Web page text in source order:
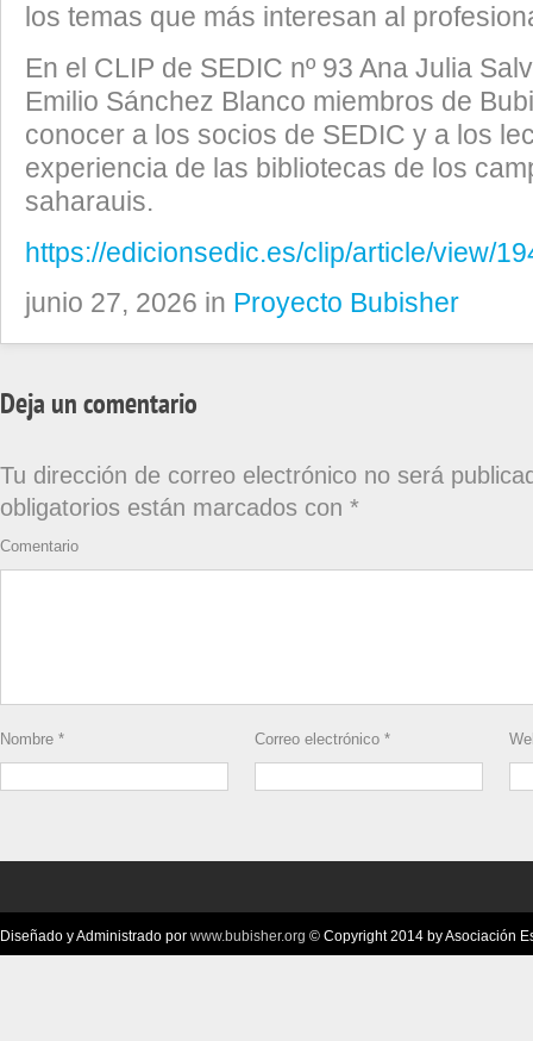
los temas que más interesan al
En el CLIP de SEDIC nº 93 Ana Julia
Emilio Sánchez Blanco miembros de
conocer a los socios de SEDIC y a los
experiencia de las bibliotecas de los
saharauis.
https://edicionsedic.es/clip/article/view/
junio 27, 2026 in Proyecto Bubisher
Deja un comentario
Tu dirección de correo electrónico no será
obligatorios están marcados con *
Comentario
Nombre * Correo electrónico *
Diseñado y Administrado por www.bubisher.org © Copyright 2014 by Asociación